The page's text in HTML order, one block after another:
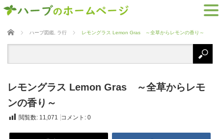
ホーム ハーブ図鑑 ラ行 レモングラス Lemon Gras ～全草からレモンの香り～
レモングラス Lemon Gras ～全草からレモ
ンの香り～
閲覧数: 11,071 コメント: 0